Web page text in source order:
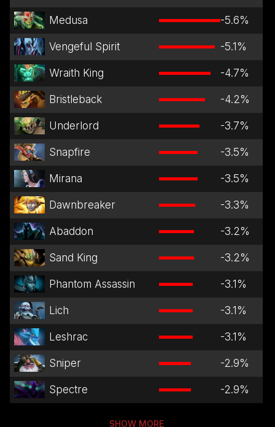
Medusa -5.6%
Vengeful Spirit -5.1%
Wraith King -4.7%
Bristleback -4.2%
Underlord -3.7%
Snapfire -3.5%
Mirana -3.5%
Dawnbreaker -3.3%
Abaddon -3.2%
Sand King -3.2%
Phantom Assassin -3.1%
Lich -3.1%
Leshrac -3.1%
Sniper -2.9%
Spectre -2.9%
SHOW MORE